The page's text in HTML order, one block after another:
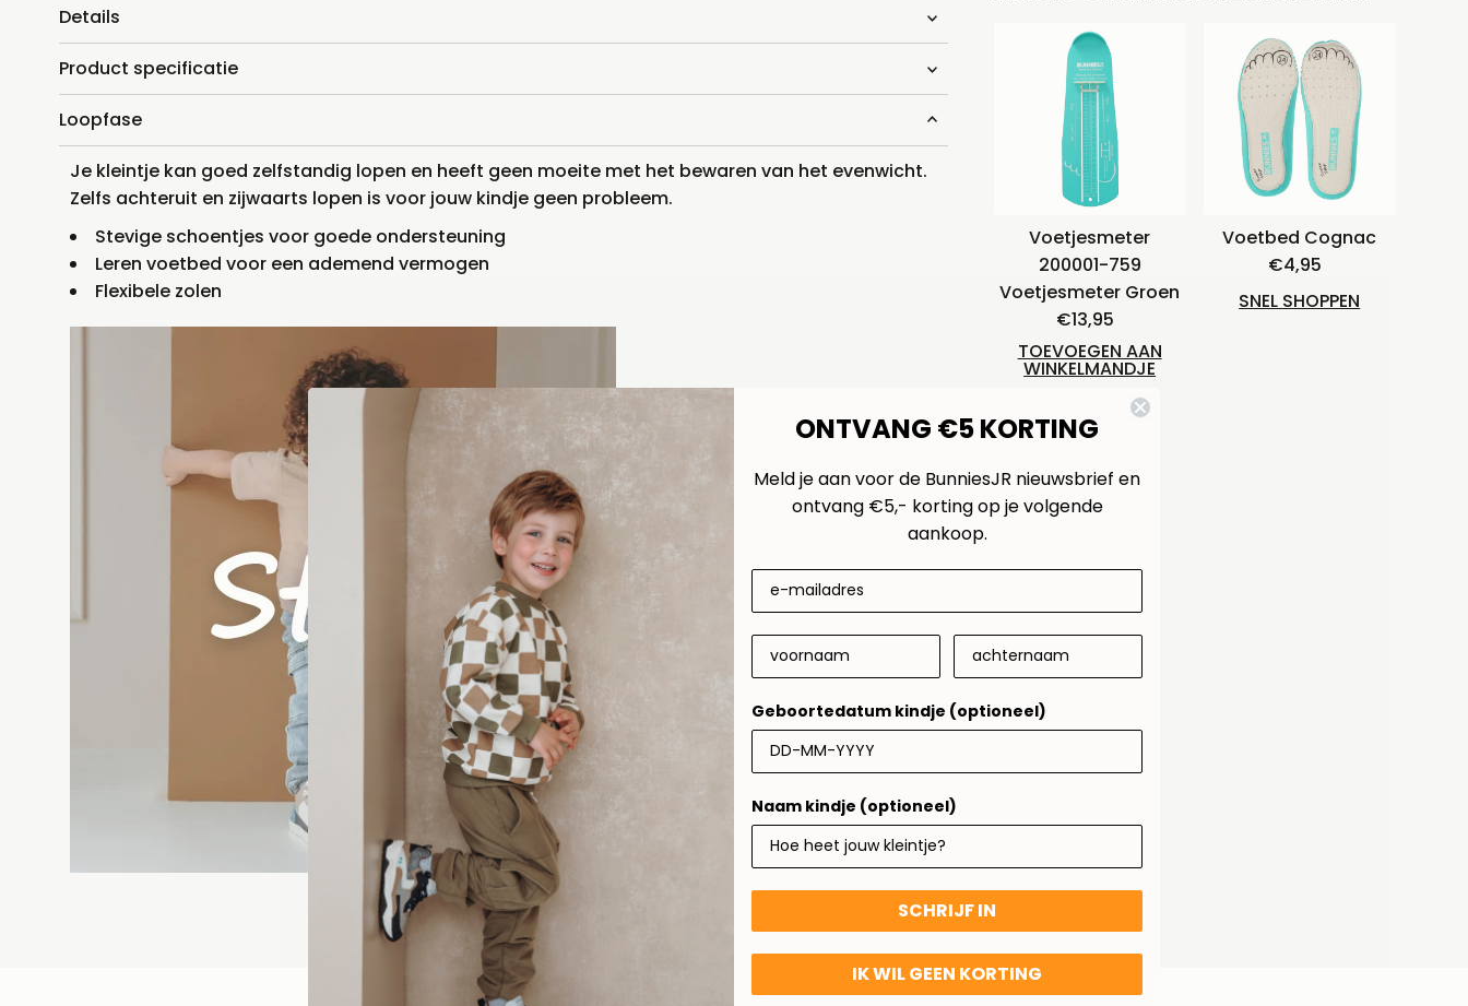
Details
Product specificatie
Loopfase
Je kleintje kan goed zelfstandig lopen en heeft geen moeite met het bewaren van het evenwicht.
Zelfs achteruit en zijwaarts lopen is voor jouw kindje geen probleem.
Stevige schoentjes voor goede ondersteuning
Leren voetbed voor een ademend vermogen
Flexibele zolen
Voetjesmeter
200001-759
Voetjesmeter Groen
Normale
prijs
€13,95
TOEVOEGEN AAN
WINKELMANDJE
Voetbed Cognac
Normale
prijs
€4,95
SNEL SHOPPEN
ONTVANG €5 KORTING
Meld je aan voor de BunniesJR nieuwsbrief en
ontvang €5,- korting op je volgende
aankoop.
Geboortedatum kindje (optioneel)
Naam kindje (optioneel)
SCHRIJF IN
IK WIL GEEN KORTING